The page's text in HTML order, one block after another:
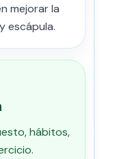
mejorar la
escápula.
hábitos,